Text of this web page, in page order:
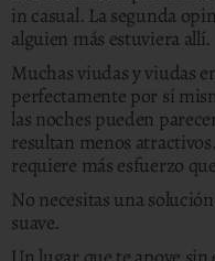
in casual. La segunda
alguien más estuviera allí.
Muchas viudas y viudas
perfectamente por sí
las noches pueden
resultan menos
requiere más esfuerzo
No necesitas una
suave.